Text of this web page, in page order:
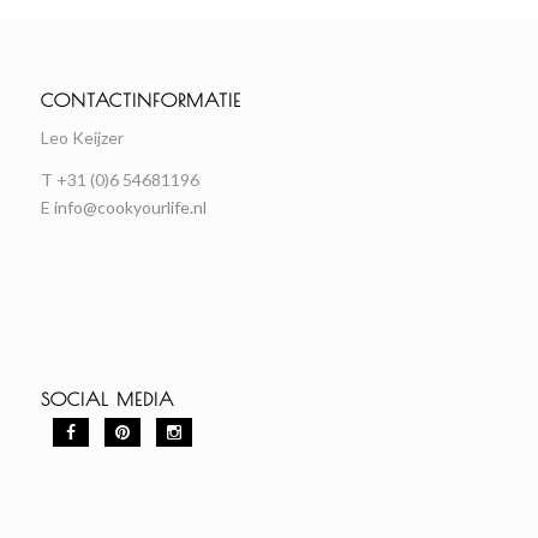
CONTACTINFORMATIE
Leo Keijzer
T +31 (0)6 54681196
E info@cookyourlife.nl
SOCIAL MEDIA